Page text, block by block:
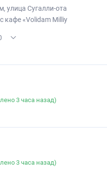
улица Сугалли-ота
кафе «Volidam Milliy
3 часа назад)
3 часа назад)